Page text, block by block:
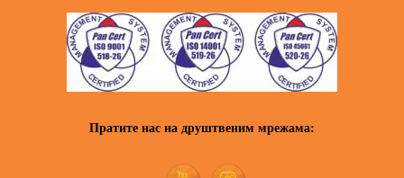
Пратите нас на друштвеним мрежама: